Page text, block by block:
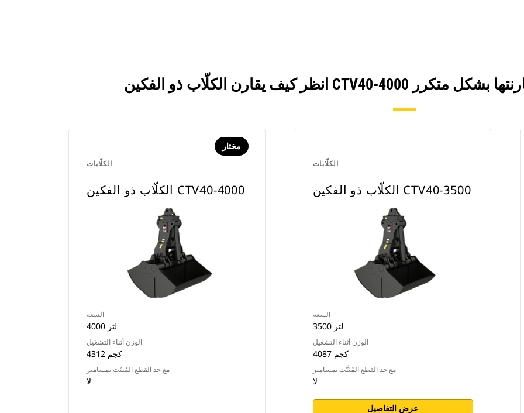
الكلّابات
مختار
الكلّاب ذو الفكين CTV40-4000
السعة
4000 لتر
الوزن أثناء التشغيل
4312 كجم
مع حد القطع المُثبَّت بمسامير
لا
الكلّابات
الكلّاب ذو الفكين CTV40-3500
السعة
3500 لتر
الوزن أثناء التشغيل
4087 كجم
مع حد القطع المُثبَّت بمسامير
لا
عرض التفاصيل